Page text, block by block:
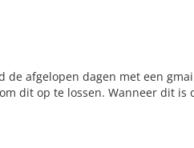
afgelopen dagen met een
dit op te lossen. Wanneer dit is